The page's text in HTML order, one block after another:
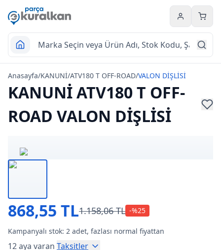
Hesabım
Anasayfa/KANUNİ/ATV180 T OFF-ROAD/VALON DİŞLİSİ
KANUNİ ATV180 T OFF-
ROAD VALON DİŞLİSİ
868,55 TL1.158,06 TL -%25
Kampanyalı stok: 2 adet, fazlası normal fiyattan
12 aya varan Taksitler